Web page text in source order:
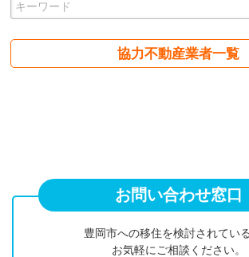
協力不動産業者一覧
お問い合わせ窓口
豊岡市への移住を検討されてい
お気軽にご相談ください。